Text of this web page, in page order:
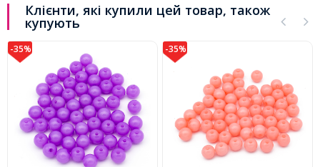
Клієнти, які купили цей товар, також
купують
-35% -35%